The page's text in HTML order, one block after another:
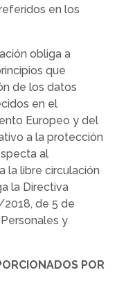
en los
obliga a
que
de los datos
en el
Europeo y del
a la protección
al
la libre circulación
la Directiva
de 5 de
y
POR